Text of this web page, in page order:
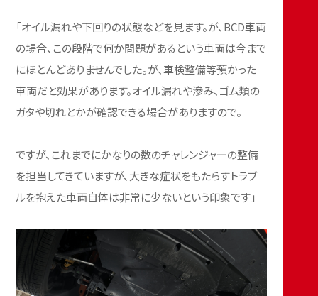
「オイル漏れや下回りの状態などを見ます。が、BCD車両
の場合、この段階で何か問題があるという車両は今まで
にほとんどありませんでした。が、車検整備等預かった
車両だと効果があります。オイル漏れや滲み、ゴム類の
ガタや切れとかが確認できる場合がありますので。
ですが、これまでにかなりの数のチャレンジャーの整備
を担当してきていますが、大きな症状をもたらすトラブ
ルを抱えた車両自体は非常に少ないという印象です」